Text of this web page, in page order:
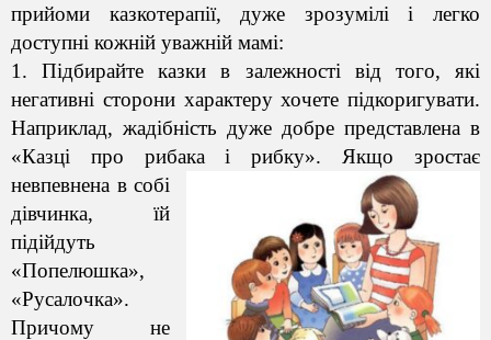
прийоми казкотерапії, дуже зрозумілі і легко
доступні кожній уважнiй мамі:
1. Підбирайте казки в залежності від того, які
негативні сторони характеру хочете підкоригувати.
Наприклад, жадібність дуже добре представлена в
«Казці про рибака і рибку». Якщо зростає
невпевнена в собі
дівчинка, їй
підійдуть
«Попелюшка»,
«Русалочка».
Причому не